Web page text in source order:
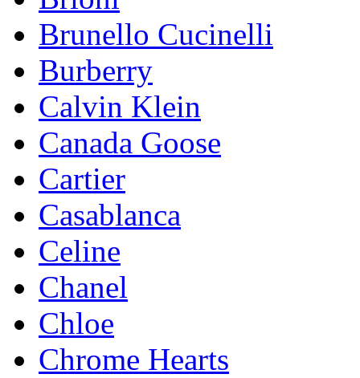
Brunello Cucinelli
Burberry
Calvin Klein
Canada Goose
Cartier
Casablanca
Celine
Chanel
Chloe
Chrome Hearts